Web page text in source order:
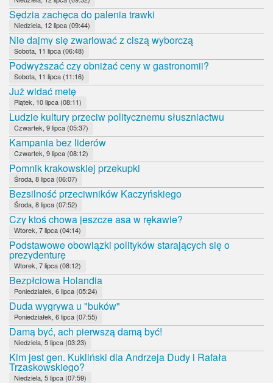
Sędzia zachęca do palenia trawki
Niedziela, 12 lipca (09:44)
Nie dajmy się zwariować z ciszą wyborczą
Sobota, 11 lipca (06:48)
Podwyższać czy obniżać ceny w gastronomii?
Sobota, 11 lipca (11:16)
Już widać metę
Piątek, 10 lipca (08:11)
Ludzie kultury przeciw politycznemu słuszniactwu
Czwartek, 9 lipca (05:37)
Kampania bez liderów
Czwartek, 9 lipca (08:12)
Pomnik krakowskiej przekupki
Środa, 8 lipca (06:07)
Bezsilność przeciwników Kaczyńskiego
Środa, 8 lipca (07:52)
Czy ktoś chowa jeszcze asa w rękawie?
Wtorek, 7 lipca (04:14)
Podstawowe obowiązki polityków starających się o
prezydenturę
Wtorek, 7 lipca (08:12)
Bezpłciowa Holandia
Poniedziałek, 6 lipca (05:24)
Duda wygrywa u "buków"
Poniedziałek, 6 lipca (07:55)
Damą być, ach pierwszą damą być!
Niedziela, 5 lipca (03:23)
Kim jest gen. Kukliński dla Andrzeja Dudy i Rafała
Trzaskowskiego?
Niedziela, 5 lipca (07:59)